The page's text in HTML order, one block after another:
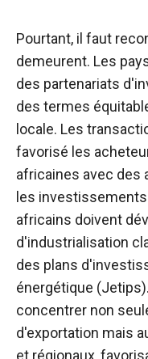
Pourtant, il faut
demeurent. Les
des partenariats
des termes
locale. Les
favorisé les
africaines avec des
les
africains doivent
d'industrialisation
des plans
énergétique
concentrer non
d'exportation mais
et régionaux,